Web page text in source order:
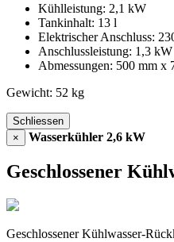
Kühlleistung: 2,1 kW
Tankinhalt: 13 l
Elektrischer Anschluss:
Anschlussleistung: 1,3 kW
Abmessungen: 500 mm
Gewicht: 52 kg
Schliessen
×
Wasserkühler 2,6 kW
Geschlossener
Geschlossener Kühlwasser-